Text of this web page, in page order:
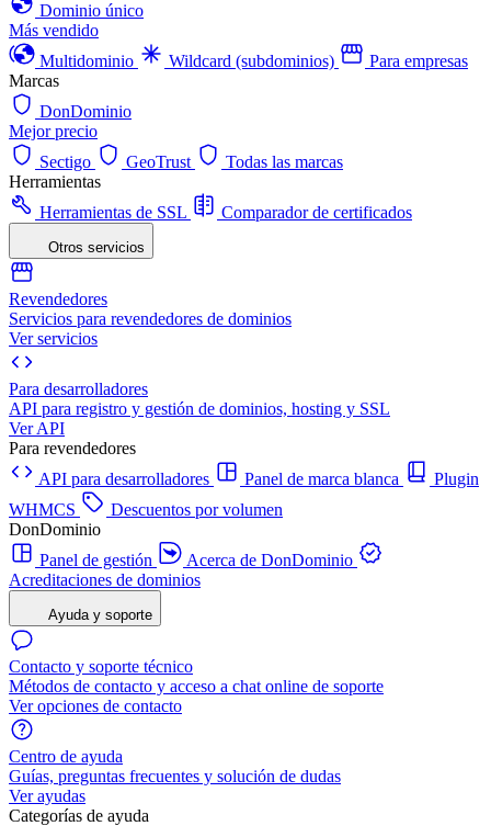
Dominio único
Más vendido
Multidominio
Wildcard (subdominios)
Para empresas
Marcas
DonDominio
Mejor precio
Sectigo
GeoTrust
Todas las marcas
Herramientas
Herramientas de SSL
Comparador de certificados
Otros servicios
Revendedores
Servicios para revendedores de dominios
Ver servicios
Para desarrolladores
API para registro y gestión de dominios, hosting y SSL
Ver API
Para revendedores
API para desarrolladores
Panel de marca blanca
Plugin
WHMCS
Descuentos por volumen
DonDominio
Panel de gestión
Acerca de DonDominio
Acreditaciones de dominios
Ayuda y soporte
Contacto y soporte técnico
Métodos de contacto y acceso a chat online de soporte
Ver opciones de contacto
Centro de ayuda
Guías, preguntas frecuentes y solución de dudas
Ver ayudas
Categorías de ayuda